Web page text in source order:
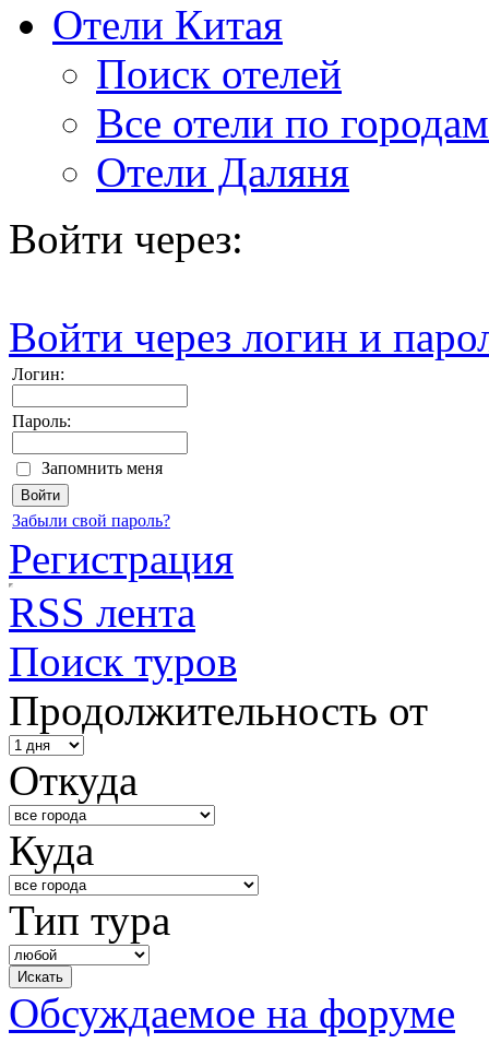
Отели Китая
Поиск отелей
Все отели по городам
Отели Даляня
Войти через:
Войти через логин и
Логин:
Пароль:
Запомнить меня
Забыли свой пароль?
Регистрация
RSS лента
Поиск туров
Продолжительность от
Откуда
Куда
Тип тура
Обсуждаемое на форуме